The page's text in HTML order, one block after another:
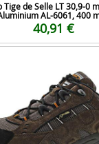
Tige de Selle LT 30,9-0
AL-6061, 400
40,91 €